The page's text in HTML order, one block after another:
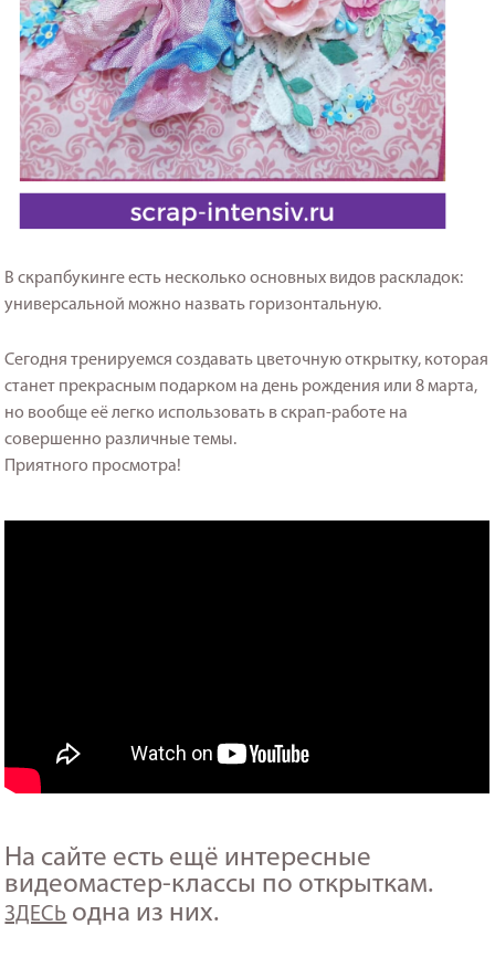
В скрапбукинге есть несколько основных видов раскладок:
универсальной можно назвать горизонтальную.
Сегодня тренируемся создавать цветочную открытку, которая
станет прекрасным подарком на день рождения или 8 марта,
но вообще её легко использовать в скрап-работе на
совершенно различные темы.
Приятного просмотра!
На сайте есть ещё интересные
видеомастер-классы по открыткам.
ЗДЕСЬ одна из них.